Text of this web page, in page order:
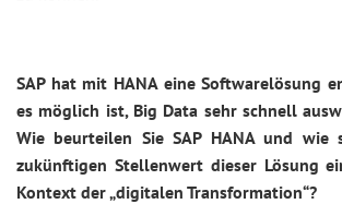
SAP hat mit HANA eine Softwarelösung
es möglich ist, Big Data sehr schnell
Wie beurteilen Sie SAP HANA und wie
zukünftigen Stellenwert dieser Lösung
Kontext der „digitalen Transformation“?